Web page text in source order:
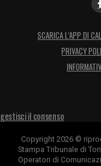
SCARICA L’APP DI
PRIVACY
gestisci il consenso
Copyright 2026 ©
Stampa Tribunale di
Operatori di